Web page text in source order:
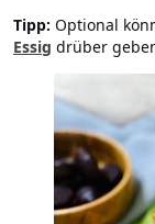
Tipp: Optional
Essig drüber